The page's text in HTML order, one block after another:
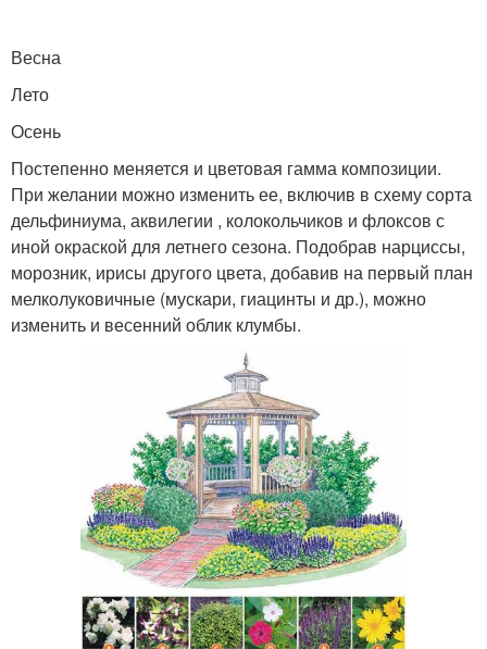
Весна
Лето
Осень
Постепенно меняется и цветовая гамма композиции.
При желании можно изменить ее, включив в схему сорта
дельфиниума, аквилегии , колокольчиков и флоксов с
иной окраской для летнего сезона. Подобрав нарциссы,
морозник, ирисы другого цвета, добавив на первый план
мелколуковичные (мускари, гиацинты и др.), можно
изменить и весенний облик клумбы.